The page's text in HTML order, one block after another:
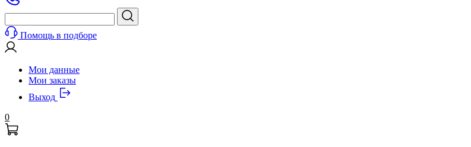
Помощь в подборе
Мои данные
Мои заказы
Выход
0